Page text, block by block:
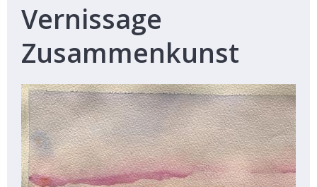
Vernissage
Zusammenkunst